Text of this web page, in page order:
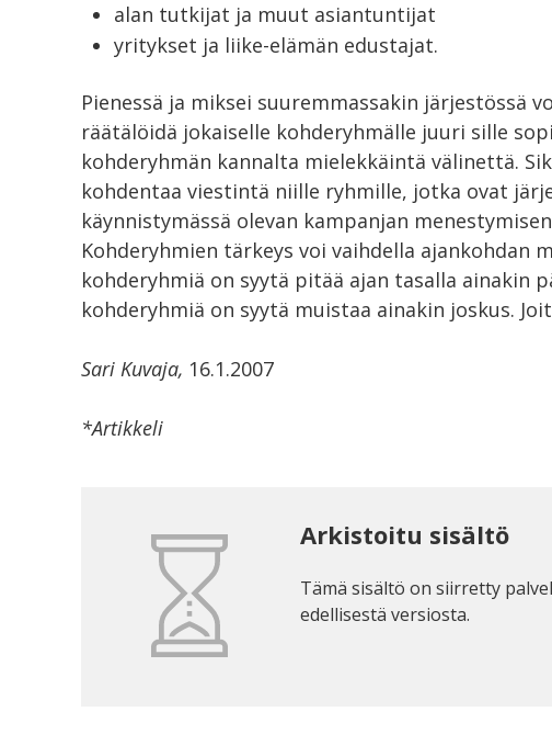
alan tutkijat ja muut asiantuntijat
yritykset ja liike-elämän edustajat.
Pienessä ja miksei suuremmassakin järjestössä
räätälöidä jokaiselle kohderyhmälle juuri sille
kohderyhmän kannalta mielekkäintä välinettä.
kohdentaa viestintä niille ryhmille, jotka ovat
käynnistymässä olevan kampanjan
Kohderyhmien tärkeys voi vaihdella ajankohdan
kohderyhmiä on syytä pitää ajan tasalla ainakin
kohderyhmiä on syytä muistaa ainakin joskus.
Sari Kuvaja, 16.1.2007
*Artikkeli
Arkistoitu sisältö
Tämä sisältö on siirretty
edellisestä versiosta.